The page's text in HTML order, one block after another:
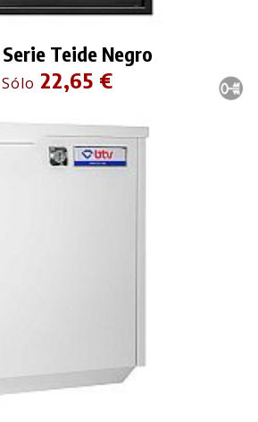
Teide Negro
Sólo 22,65 €